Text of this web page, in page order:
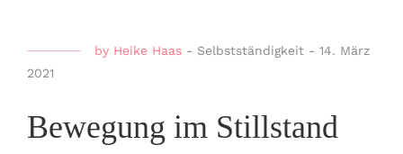
by Heike Haas - Selbstständigkeit - 14. März
2021
Bewegung im Stillstand